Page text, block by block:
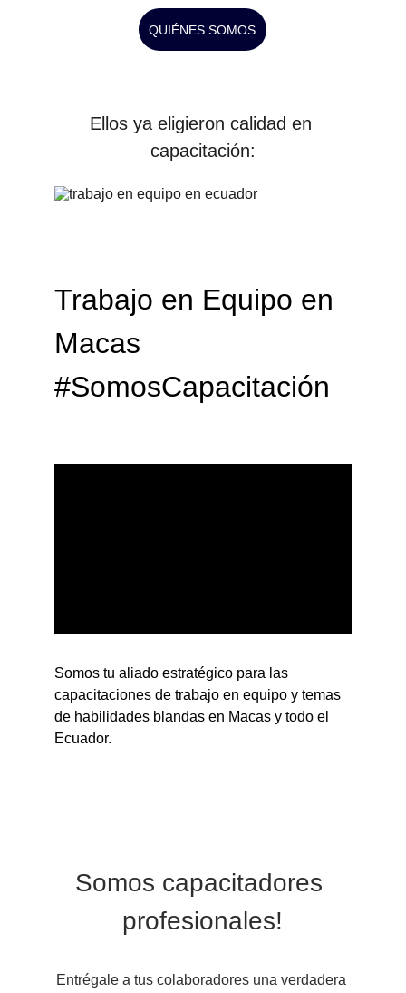
QUIÉNES SOMOS
Ellos ya eligieron calidad en
capacitación:
Trabajo en Equipo en
Macas
#SomosCapacitación
Somos tu aliado estratégico para las
capacitaciones de trabajo en equipo y temas
de habilidades blandas en Macas y todo el
Ecuador.
Somos capacitadores
profesionales!
Entrégale a tus colaboradores una verdadera